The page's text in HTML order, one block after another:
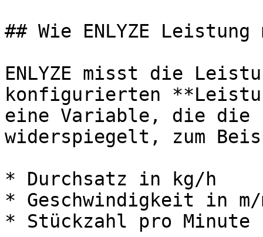
## Wie ENLYZE
ENLYZE misst die
konfigurierten
eine Variable, die die
widerspiegelt, zum
* Durchsatz in kg/h
* Geschwindigkeit in m/
* Stückzahl pro Minute